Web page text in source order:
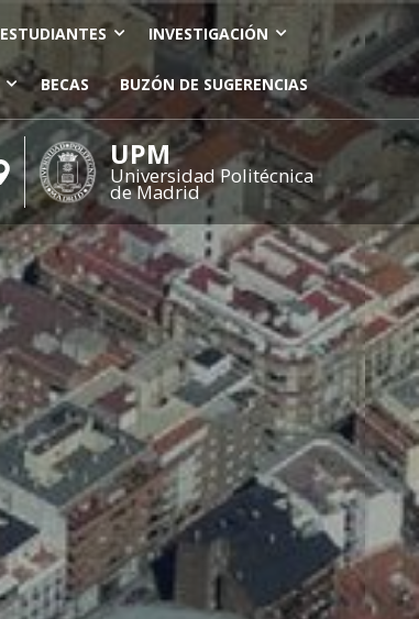
ESTUDIANTES INVESTIGACIÓN
BECAS BUZÓN DE SUGERENCIAS
UPM
Universidad Politécnica
de Madrid